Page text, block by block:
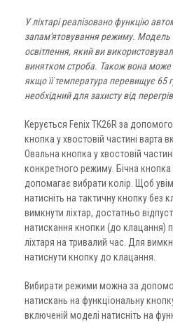
У ліхтарі реалізовано функцію
запам'ятовування режиму.
освітлення, який ви
винятком строба. Також вона може
якщо її температура перевищує 65
необхідний для захисту від
Керується Fenix TK26R за
кнопка у хвостовій частині варта
Овальна кнопка у хвостовій
конкретного режиму. Бічна кнопка
допомагає вибрати колір. Щоб
натисніть на тактичну кнопку без
вимкнути ліхтар, достатньо
натискання кнопки (до клацання)
ліхтаря на тривалий час. Для
натиснути кнопку до клацання.
Вибирати режими можна за
натискань на функціональну
включеній моделі натисніть на